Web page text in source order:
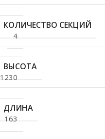
4
1230
163
КОЛИЧЕСТВО СЕКЦИЙ
ВЫСОТА
ДЛИНА